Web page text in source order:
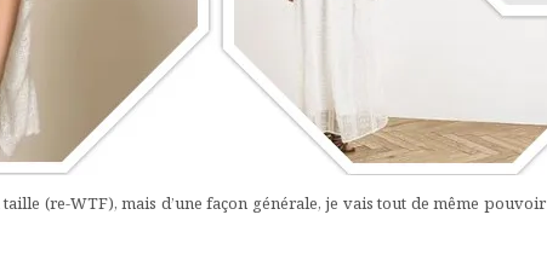
(re-WTF), mais d’une façon générale, je vais tout de même pouvoir